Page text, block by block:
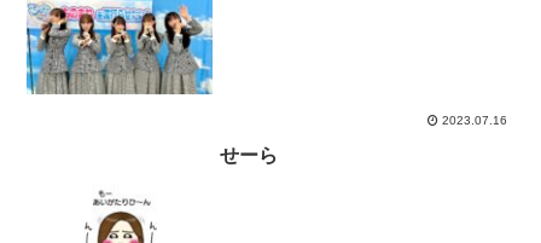
2023.07.16
せーら